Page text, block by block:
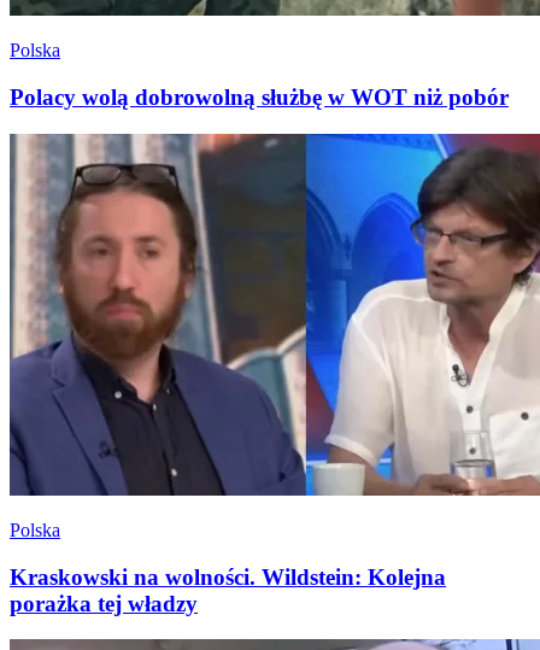
Polska
Polacy wolą dobrowolną służbę w WOT niż pobór
Polska
Kraskowski na wolności. Wildstein: Kolejna
porażka tej władzy